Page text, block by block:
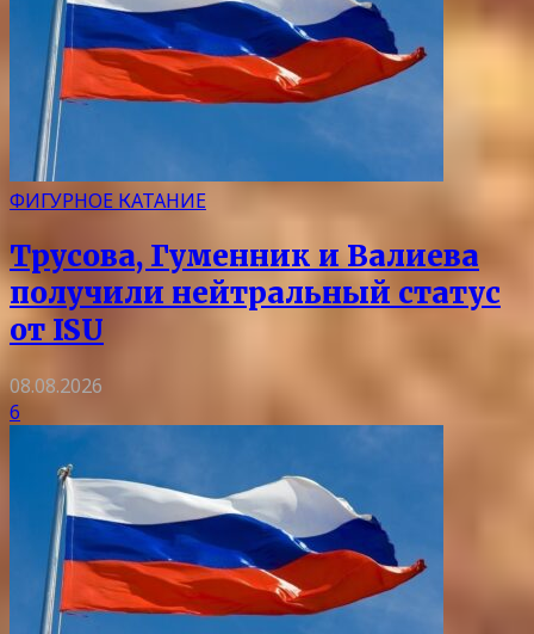
ФИГУРНОЕ КАТАНИЕ
Трусова, Гуменник и Валиева
получили нейтральный статус
от ISU
08.08.2026
6